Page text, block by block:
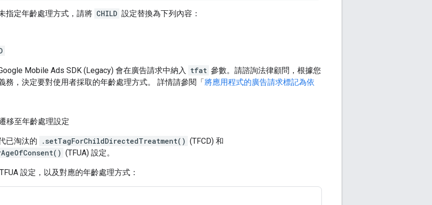
指定年齡處理方式，請將 CHILD 設定替換為下列內容：
Mobile Ads SDK (Legacy) 會在廣告請求中納入 tfat 參數。請諮詢法律顧問，根據您
務，決定要對使用者採取的年齡處理方式。 詳情請參閱「將應用程式的廣告請求標記為依
移至年齡處理設定
已淘汰的 .setTagForChildDirectedTreatment() (TFCD) 和
(TFUA) 設定。
設定，以及對應的年齡處理方式：